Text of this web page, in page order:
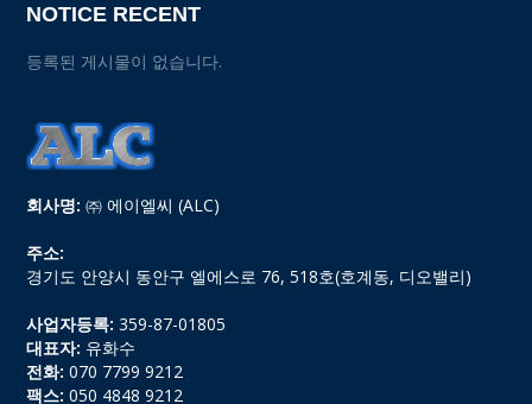
회사명: ㈜ 에이엘씨 (ALC)
주소:
경기도 안양시 동안구 엘에스로 76, 518호(호계동, 디오밸리)
사업자등록: 359-87-01805
대표자: 유화수
전화: 070 7799 9212
팩스: 050 4848 9212
NOTICE RECENT
등록된 게시물이 없습니다.